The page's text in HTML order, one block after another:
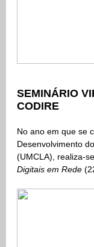
SEMINÁRIO
CODIRE
No ano em que se
Desenvolvimento
(UMCLA), realiza-se
Digitais em Rede